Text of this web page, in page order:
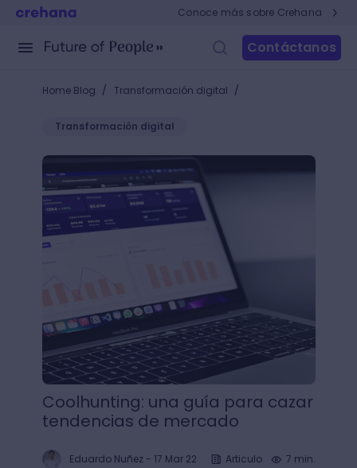
Conoce más sobre Crehana
Contáctanos
Home Blog / Transformación digital /
Transformación digital
Coolhunting: una guía para cazar tendencias de
Coolhunting: una guía para cazar
tendencias de mercado
Eduardo Nuñez- 17 Mar 22 Articulo 7 min.